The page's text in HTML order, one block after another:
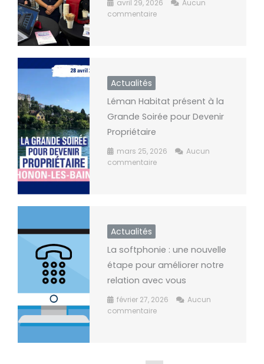
avril 29, 2026
Aucun
commentaire
Actualités
Léman Habitat présent à la
Grande Soirée pour Devenir
Propriétaire
mars 25, 2026
Aucun
commentaire
Actualités
La softphonie : une nouvelle
étape pour améliorer notre
relation avec vous
février 27, 2026
Aucun
commentaire